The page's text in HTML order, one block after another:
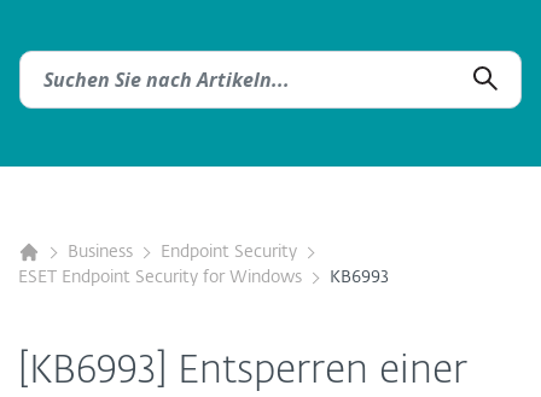
Business
Endpoint Security
ESET Endpoint Security for Windows
KB6993
[KB6993] Entsperren einer